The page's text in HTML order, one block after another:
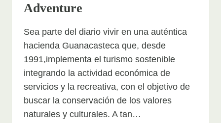
Adventure
Sea parte del diario vivir en una auténtica
hacienda Guanacasteca que, desde
1991,implementa el turismo sostenible
integrando la actividad económica de
servicios y la recreativa, con el objetivo de
buscar la conservación de los valores
naturales y culturales. A tan…